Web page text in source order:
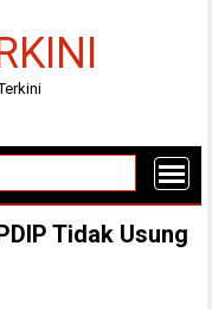
Tidak Usung